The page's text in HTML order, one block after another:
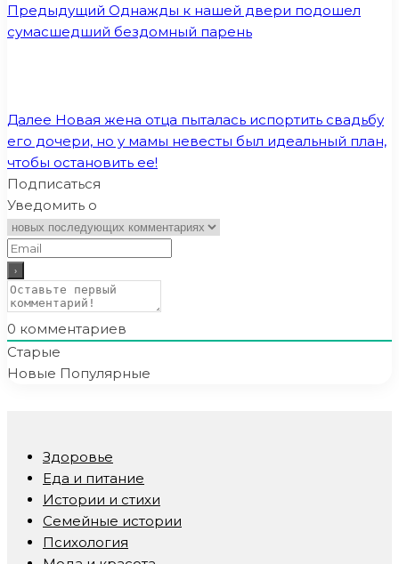
Предыдущий Однажды к нашей двери подошел
сумасшедший бездомный парень
Далее Новая жена отца пыталась испортить свадьбу
его дочери, но у мамы невесты был идеальный план,
чтобы остановить ее!
Подписаться
Уведомить о
0 комментариев
Старые
Новые Популярные
Здоровье
Еда и питание
Истории и стихи
Семейные истории
Психология